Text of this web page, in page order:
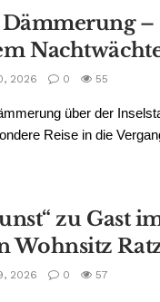
–
2026 0 55
über der
Reise in die
zu Gast
Wohnsitz
2026 0 57